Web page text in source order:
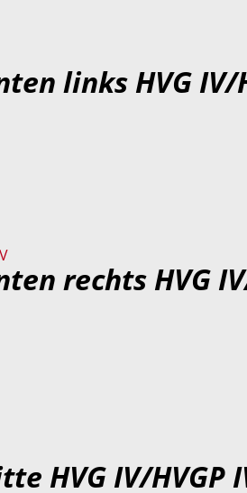
links HVG IV/
rechts HVG
HVG IV/HVGP